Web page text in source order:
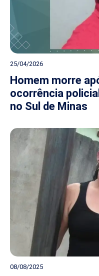
25/04/2026
Homem morre
ocorrência
no Sul de Minas
08/08/2025